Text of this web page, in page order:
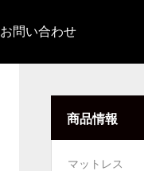
お問い合わせ
商品情報
マットレス